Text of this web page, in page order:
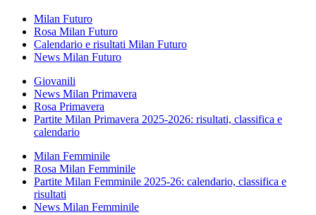
Milan Futuro
Rosa Milan Futuro
Calendario e risultati Milan Futuro
News Milan Futuro
Giovanili
News Milan Primavera
Rosa Primavera
Partite Milan Primavera 2025-2026: risultati, classifica e
calendario
Milan Femminile
Rosa Milan Femminile
Partite Milan Femminile 2025-26: calendario, classifica e
risultati
News Milan Femminile